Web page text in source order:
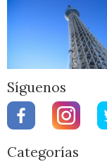
Síguenos
Categorías